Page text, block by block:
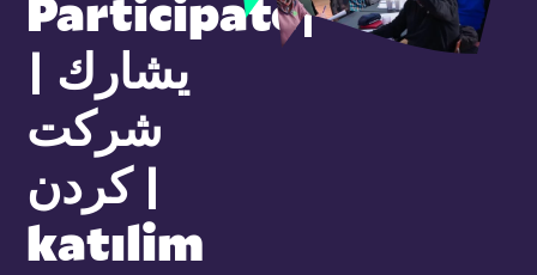
يشارك |
شرکت
کردن |
katılim